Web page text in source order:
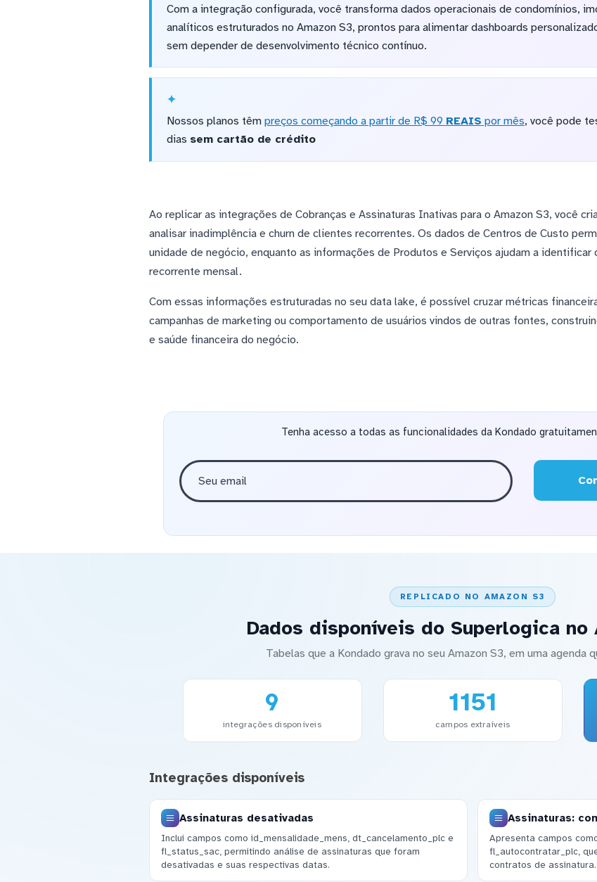
Com a integração configurada, você transforma dados operacionais de condomínios,
analíticos estruturados no Amazon S3, prontos para alimentar dashboards
sem depender de desenvolvimento técnico contínuo.
Nossos planos têm preços começando a partir de R$ 99 REAIS por mês, você pode
dias sem cartão de crédito
Ao replicar as integrações de Cobranças e Assinaturas Inativas para o Amazon S3, você
analisar inadimplência e churn de clientes recorrentes. Os dados de Centros de Custo
unidade de negócio, enquanto as informações de Produtos e Serviços ajudam a identificar
recorrente mensal.
Com essas informações estruturadas no seu data lake, é possível cruzar métricas
campanhas de marketing ou comportamento de usuários vindos de outras fontes,
e saúde financeira do negócio.
Tenha acesso a todas as funcionalidades da Kondado
REPLICADO NO AMAZON S3
Dados disponíveis do Superlogica no
Tabelas que a Kondado grava no seu Amazon S3, em uma agenda
9
integrações disponíveis
1151
campos extraíveis
Integrações disponíveis
Assinaturas desativadas
Inclui campos como id_mensalidade_mens, dt_cancelamento_plc e
fl_status_sac, permitindo análise de assinaturas que foram
desativadas e suas respectivas datas.
Assinaturas:
Apresenta campos
fl_autocontratar_plc,
contratos de assinatura.